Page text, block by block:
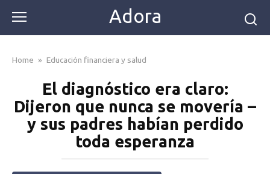
content
Adora
Home » Educación financiera y salud
El diagnóstico era claro:
Dijeron que nunca se movería –
y sus padres habían perdido
toda esperanza